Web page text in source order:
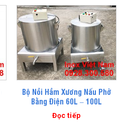
Bộ Nồi Hầm Xương Nấu Phở
Bằng Điện 60L – 100L
Đọc tiếp